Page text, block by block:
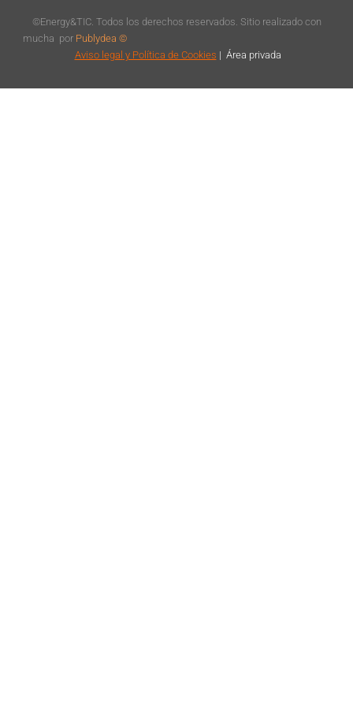
©Energy&TIC. Todos los derechos reservados. Sitio realizado con
mucha por Publydea ©
Aviso legal y Política de Cookies | Área privada